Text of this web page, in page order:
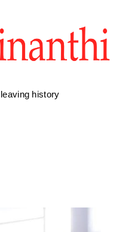
history